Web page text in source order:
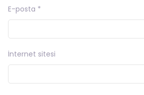
E-posta *
İnternet sitesi